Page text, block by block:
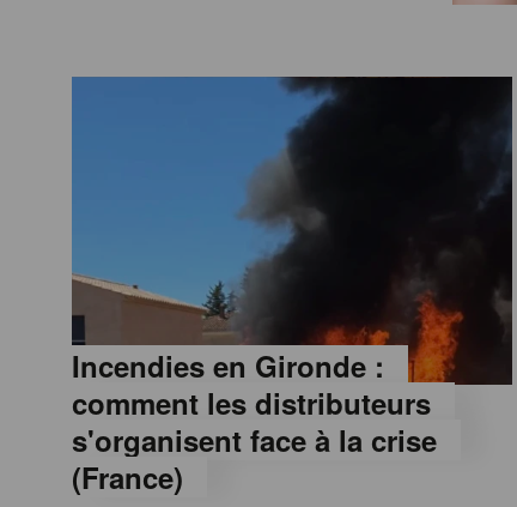
Incendies en Gironde :
comment les distributeurs
s'organisent face à la crise
(France)